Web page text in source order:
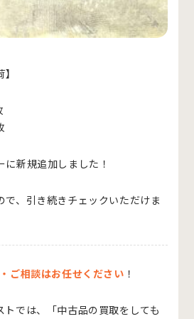
新規追加しました！
で、引き続きチェックいただけま
ご相談はお任せください ！
トでは、「中古品の買取をしても